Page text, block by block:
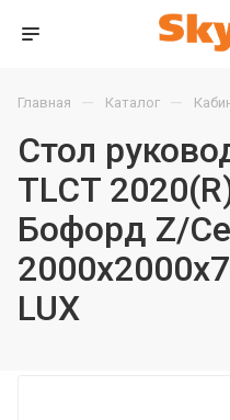
Главная — Каталог —
Стол
TLCT
Бофорд Z/
LUX